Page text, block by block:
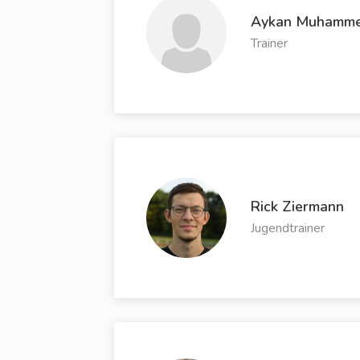
Aykan
Trainer
Rick Ziermann
Jugendtrainer